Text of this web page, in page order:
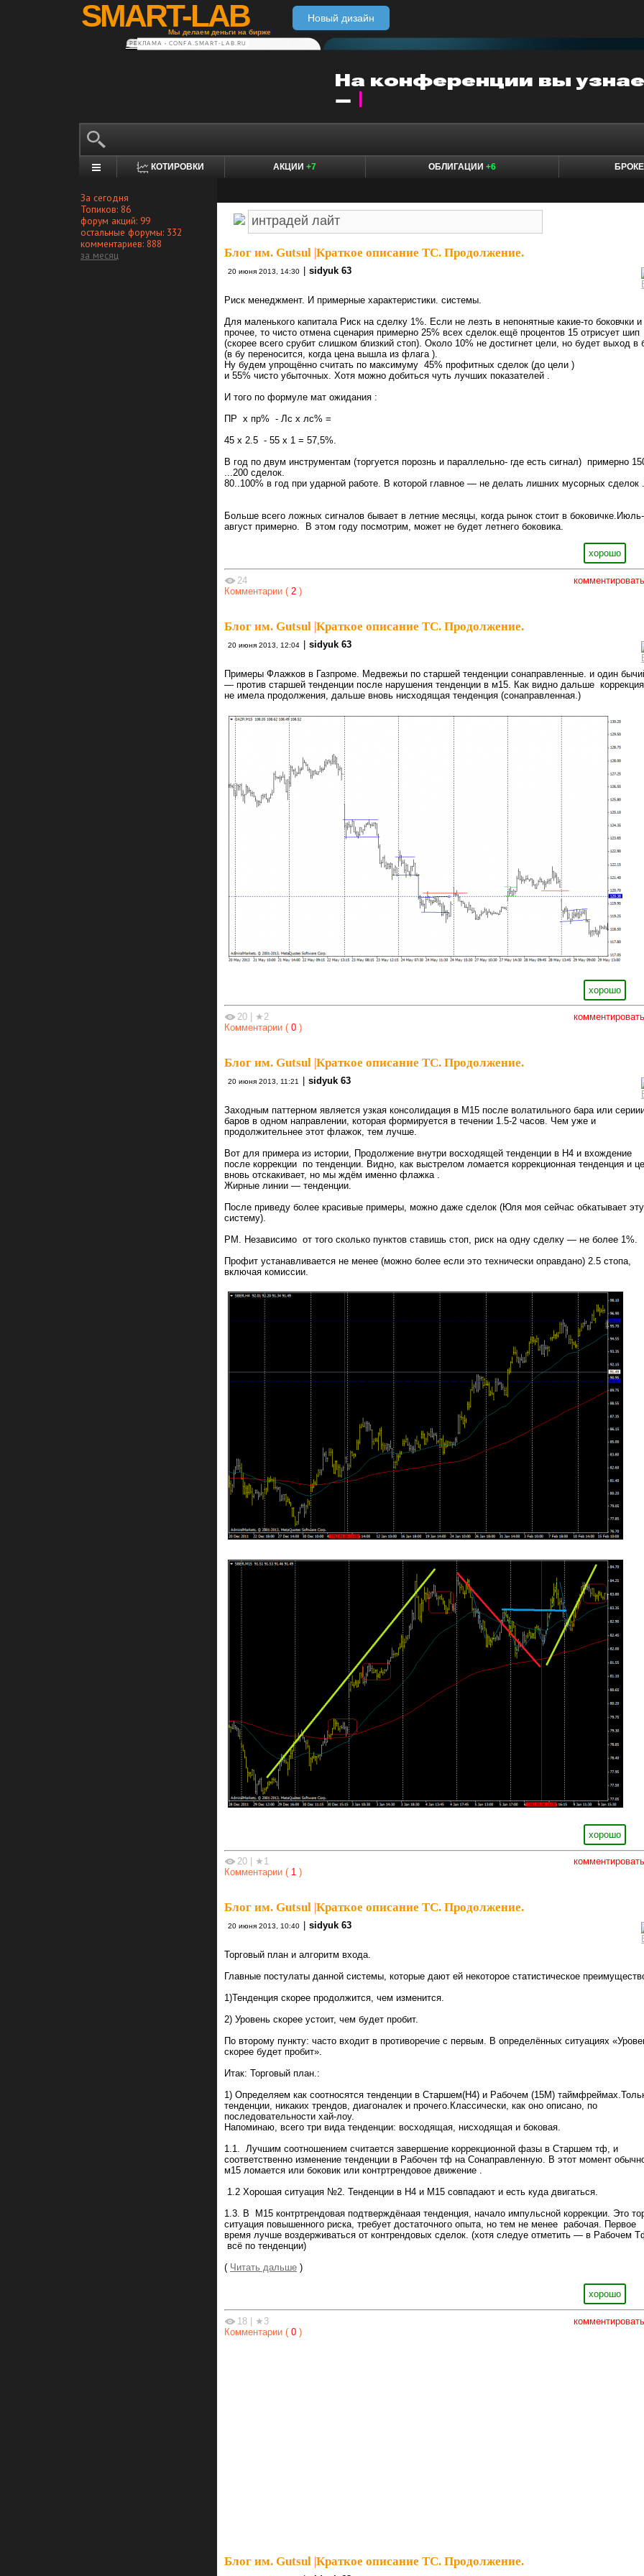
SMART-LAB
Мы делаем деньги на бирже
Новый дизайн
РЕКЛАМА • CONFA.SMART-LAB.RU
КОТИРОВКИ АКЦИИ +7 ОБЛИГАЦИИ +6
За сегодня
Топиков: 86
форум акций: 99
остальные форумы: 332
комментариев: 888
за месяц
Блог им. Gutsul Краткое описание ТС. Продолжение.
20 июня 2013, 14:30 sidyuk 63
Риск менеджмент. И примерные характеристики. системы.
Для маленького капитала Риск на сделку 1%. Если не лезть в непонятные какие-то боковчки и
прочее, то чисто отмена сценария примерно 25% всех сделок.ещё процентов 15 отрисует шип
(скорее всего срубит слишком близкий стоп). Около 10% не достигнет цели, но будет выход в
(в бу переносится, когда цена вышла из флага ).
Ну будем упрощённо считать по максимуму 45% профитных сделок (до цели )
и 55% чисто убыточных. Хотя можно добиться чуть лучших показателей .
И того по формуле мат ожидания :
ПР х пр% - Лс х лс% =
45 х 2.5 - 55 х 1 = 57,5%.
В год по двум инструментам (торгуется порознь и параллельно- где есть сигнал) примерно
...200 сделок.
80..100% в год при ударной работе. В которой главное — не делать лишних мусорных сделок .
Больше всего ложных сигналов бывает в летние месяцы, когда рынок стоит в боковичке.Июль-
август примерно. В этом году посмотрим, может не будет летнего боковика.
хорошо
комментировать
24
Комментарии ( 2 )
Блог им. Gutsul |Краткое описание ТС. Продолжение.
20 июня 2013, 12:04 | sidyuk 63
Примеры Флажков в Газпроме. Медвежьи по старшей тенденции сонаправленные. и один
— против старшей тенденции после нарушения тенденции в м15. Как видно дальше коррекция
не имела продолжения, дальше вновь нисходящая тенденция (сонаправленная.)
хорошо
комментировать
20
★2
Комментарии ( 0 )
Блог им. Gutsul |Краткое описание ТС. Продолжение.
20 июня 2013, 11:21 sidyuk 63
Заходным паттерном является узкая консолидация в М15 после волатильного бара или
баров в одном направлении, которая формируется в течении 1.5-2 часов. Чем уже и
продолжительнее этот флажок, тем лучше.
Вот для примера из истории, Продолжение внутри восходящей тенденции в Н4 и вхождение
после коррекции по тенденции. Видно, как выстрелом ломается коррекционная тенденция и
вновь отскакивает, но мы ждём именно флажка .
Жирные линии — тенденции.
После приведу более красивые примеры, можно даже сделок (Юля моя сейчас обкатывает эту
систему).
РМ. Независимо от того сколько пунктов ставишь стоп, риск на одну сделку — не более 1%.
Профит устанавливается не менее (можно более если это технически оправдано) 2.5 стопа,
включая комиссии.
хорошо
комментировать
20
★1
Комментарии ( 1 )
Блог им. Gutsul Краткое описание ТС. Продолжение.
20 июня 2013, 10:40 sidyuk 63
Торговый план и алгоритм входа.
Главные постулаты данной системы, которые дают ей некоторое статистическое
1)Тенденция скорее продолжится, чем изменится.
2) Уровень скорее устоит, чем будет пробит.
По второму пункту: часто входит в противоречие с первым. В определённых ситуациях
скорее будет пробит».
Итак: Торговый план.:
1) Определяем как соотносятся тенденции в Старшем(Н4) и Рабочем (15М)
тенденции, никаких трендов, диагоналек и прочего.Классически, как оно описано, по
последовательности хай-лоу.
Напоминаю, всего три вида тенденции: восходящая, нисходящая и боковая.
1.1. Лучшим соотношением считается завершение коррекционной фазы в Старшем тф, и
соответственно изменение тенденции в Рабочен тф на Сонаправленную. В этот момент
м15 ломается или боковик или контртрендовое движение .
1.2 Хорошая ситуация №2. Тенденции в Н4 и М15 совпадают и есть куда двигаться.
1.3. В М15 контртрендовая подтверждёнаая тенденция, начало импульсной коррекции. Это
ситуация повышенного риска, требует достаточного опыта, но тем не менее рабочая. Первое
время лучше воздерживаться от контрендовых сделок. (хотя следуе отметить — в Рабочем
всё по тенденции)
( Читать дальше )
хорошо
комментировать
18 | ★3
Комментарии ( 0 )
Блог им. Gutsul |Краткое описание ТС. Продолжение.